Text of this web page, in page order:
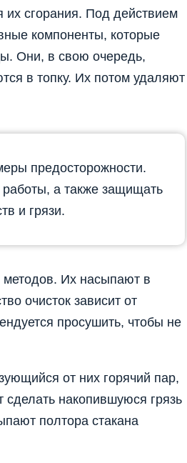
сгорания. Под действием
компоненты, которые
Они, в свою очередь,
в топку. Их потом удаляют
предосторожности.
а также защищать
и грязи.
Их насыпают в
очисток зависит от
просушить, чтобы не
от них горячий пар,
накопившуюся грязь
полтора стакана